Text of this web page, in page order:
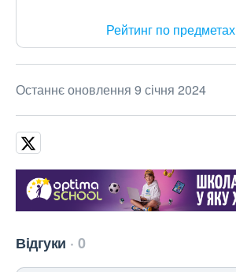
Рейтинг по предметах
Останнє оновлення 9 січня 2024
Відгуки 0